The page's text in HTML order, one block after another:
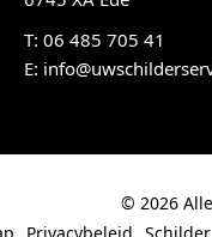
T: 06 485 705 41
E:
© 2026